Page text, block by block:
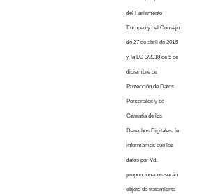
del Parlamento
Europeo y del Consejo
de 27 de abril de 2016
y la LO 3/2018 de 5 de
diciembre de
Protección de Datos
Personales y de
Garantía de los
Derechos Digitales, le
informamos que los
datos por Vd.
proporcionados serán
objeto de tratamiento